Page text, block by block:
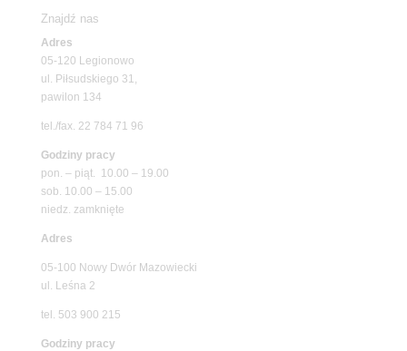
Znajdź nas
Adres
05-120 Legionowo
ul. Piłsudskiego 31,
pawilon 134
tel./fax. 22 784 71 96
Godziny pracy
pon. – piąt. 10.00 – 19.00
sob. 10.00 – 15.00
niedz. zamknięte
Adres
05-100 Nowy Dwór Mazowiecki
ul. Leśna 2
tel. 503 900 215
Godziny pracy